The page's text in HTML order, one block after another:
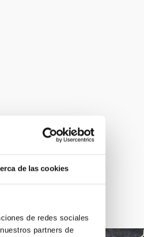
de las cookies
de redes sociales
partners de